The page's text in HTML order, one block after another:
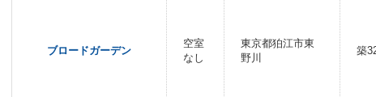
ブロードガーデン
空室
なし
東京都狛江市東
野川
築